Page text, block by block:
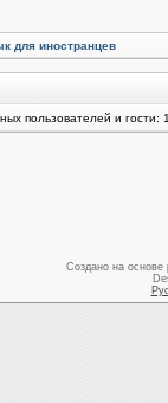
для иностранцев
пользователей и гости:
Создано на основе